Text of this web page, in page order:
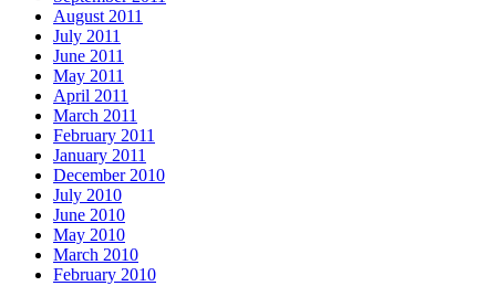
August 2011
July 2011
June 2011
May 2011
April 2011
March 2011
February 2011
January 2011
December 2010
July 2010
June 2010
May 2010
March 2010
February 2010